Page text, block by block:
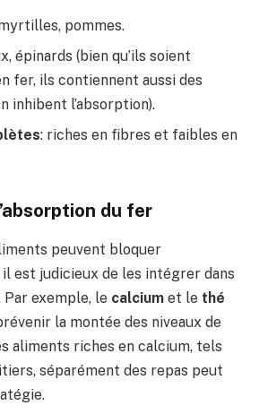
pommes.
épinards (bien qu’ils soient
fer, ils contiennent aussi des
inhibent l’absorption).
: riches en fibres et faibles en
du fer
peuvent bloquer
il est judicieux de les intégrer dans
exemple, le calcium et le thé
la montée des niveaux de
aliments riches en calcium, tels
séparément des repas peut